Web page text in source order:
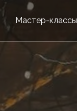
Мастер-классы